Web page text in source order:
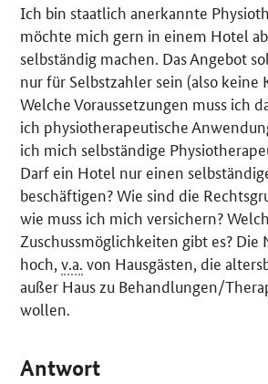
Ich bin staatlich anerkannte
möchte mich gern in einem Hotel
selbständig machen. Das Angebot
nur für Selbstzahler sein (also keine
Welche Voraussetzungen muss ich
ich physiotherapeutische
ich mich selbständige
Darf ein Hotel nur einen
beschäftigen? Wie sind die
wie muss ich mich versichern?
Zuschussmöglichkeiten gibt es? Die
hoch,v.a. von Hausgästen, die
außer Haus zu Behandlungen/
wollen.
Antwort